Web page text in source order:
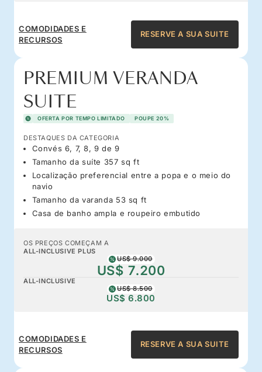
COMODIDADES E
RECURSOS
RESERVE A SUA SUITE
PREMIUM VERANDA
SUITE
OFERTA POR TEMPO LIMITADO POUPE 20%
DESTAQUES DA CATEGORIA
Convés 6, 7, 8, 9 de 9
Tamanho da suíte 357 sq ft
Localização preferencial entre a popa e o meio do
navio
Tamanho da varanda 53 sq ft
Casa de banho ampla e roupeiro embutido
OS PREÇOS COMEÇAM A
ALL-INCLUSIVE PLUS
US$ 9.000
US$ 7.200
ALL-INCLUSIVE
US$ 8.500
US$ 6.800
COMODIDADES E
RECURSOS
RESERVE A SUA SUITE